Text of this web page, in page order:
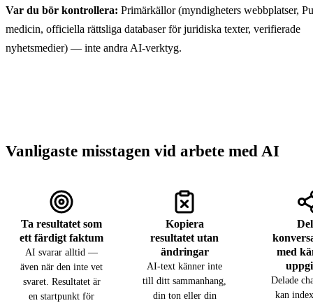
Var du bör kontrollera: Primärkällor (myndigheters webbplatser,
medicin, officiella rättsliga databaser för juridiska texter, verifierade
nyhetsmedier) — inte andra AI-verktyg.
Vanligaste misstagen vid arbete med AI
Ta resultatet som
ett färdigt faktum
AI svarar alltid —
även när den inte vet
svaret. Resultatet är
en startpunkt för
Kopiera
resultatet utan
ändringar
AI-text känner inte
till ditt sammanhang,
din ton eller din
med
Delade
kan